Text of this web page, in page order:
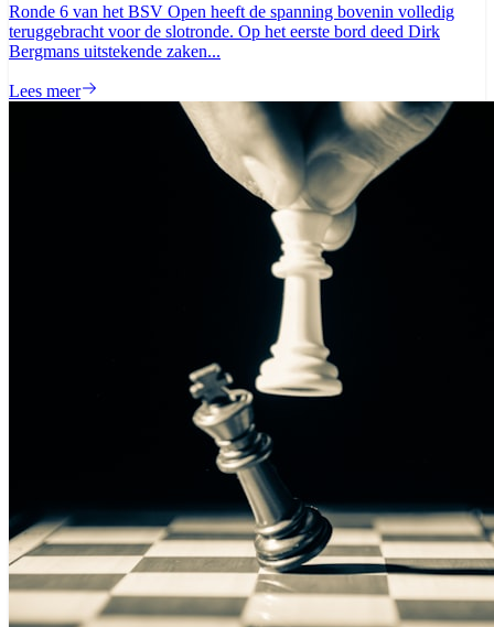
Ronde 6 van het BSV Open heeft de spanning bovenin volledig
teruggebracht voor de slotronde. Op het eerste bord deed Dirk
Bergmans uitstekende zaken...
Lees meer